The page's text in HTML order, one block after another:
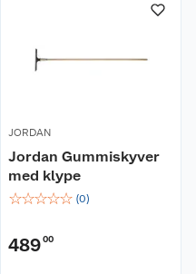
JORDAN
Jordan Gummiskyver
med klype
☆☆☆☆☆ (0)
48900